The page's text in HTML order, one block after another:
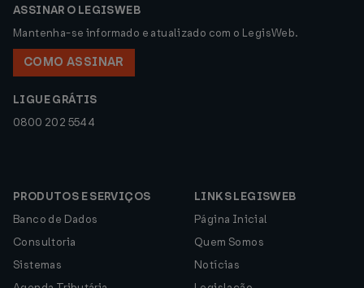
ASSINAR O LEGISWEB
Mantenha-se informado e atualizado com o LegisWeb.
COMO ASSINAR
LIGUE GRÁTIS
0800 202 5544
PRODUTOS E SERVIÇOS
Banco de Dados
Consultoria
Sistemas
LINKS LEGISWEB
Página Inicial
Quem Somos
Notícias